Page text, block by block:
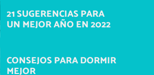
21 SUGERENCIAS PARA
UN MEJOR AÑO EN 2022
CONSEJOS PARA DORMIR
MEJOR